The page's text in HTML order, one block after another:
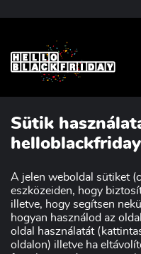
Sütik
A jelen weboldal sütiket
eszközeiden, hogy
illetve, hogy segítsen
hogyan használod az
oldal használatát
oldalon) illetve ha
Szakmai partnerünk:
Impresszum
Kereskedőknek